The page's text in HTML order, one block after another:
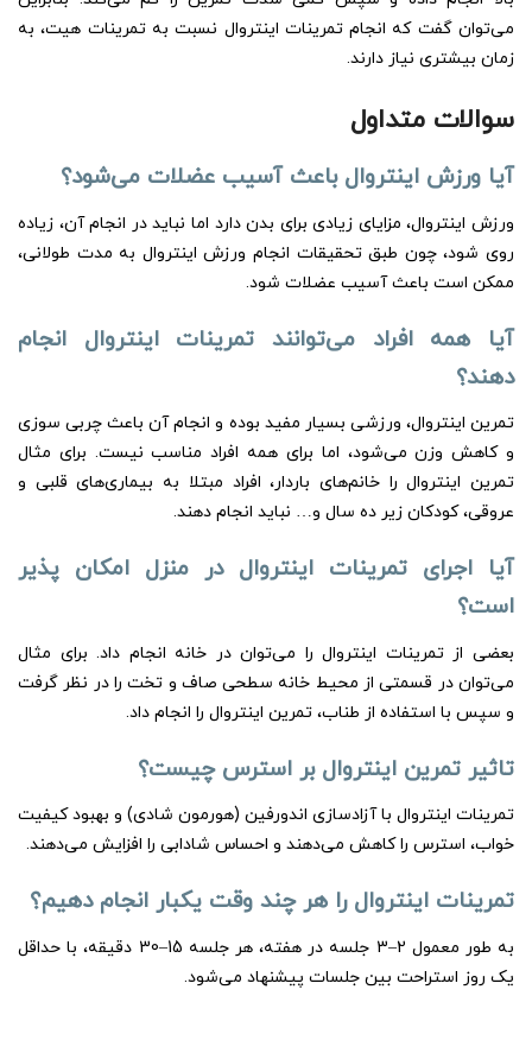
می‌توان گفت که انجام تمرینات اینتروال نسبت به تمرینات هیت، به
زمان بیشتری نیاز دارند.
سوالات متداول
آیا ورزش اینتروال باعث آسیب عضلات می‌شود؟
ورزش اینتروال، مزایای زیادی برای بدن دارد اما نباید در انجام آن، زیاده
روی شود، چون طبق تحقیقات انجام ورزش اینتروال به مدت طولانی،
ممکن است باعث آسیب عضلات شود.
آیا همه افراد می‌توانند تمرینات اینتروال انجام
دهند؟
تمرین اینتروال، ورزشی بسیار مفید بوده و انجام آن باعث چربی سوزی
و کاهش وزن می‌شود، اما برای همه افراد مناسب نیست. برای مثال
تمرین اینتروال را خانم‌های باردار، افراد مبتلا به بیماری‌های قلبی و
عروقی، کودکان زیر ده سال و… نباید انجام دهند.
آیا اجرای تمرینات اینتروال در منزل امکان پذیر
است؟
بعضی از تمرینات اینتروال را می‌توان در خانه انجام داد. برای مثال
می‌توان در قسمتی از محیط خانه سطحی صاف و تخت را در نظر گرفت
و سپس با استفاده از طناب، تمرین اینتروال را انجام داد.
تاثیر تمرین اینتروال بر استرس چیست؟
تمرینات اینتروال با آزادسازی اندورفین (هورمون شادی) و بهبود کیفیت
خواب، استرس را کاهش می‌دهند و احساس شادابی را افزایش می‌دهند.
تمرینات اینتروال را هر چند وقت یکبار انجام دهیم؟
به طور معمول 2–3 جلسه در هفته، هر جلسه 15–30 دقیقه، با حداقل
یک روز استراحت بین جلسات پیشنهاد می‌شود.